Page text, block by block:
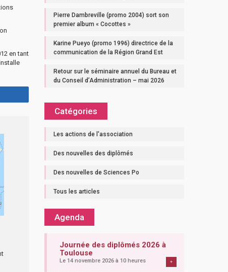
en tant
Pierre Dambreville (promo 2004) sort son
premier album « Cocottes »
Karine Pueyo (promo 1996) directrice de la
communication de la Région Grand Est
Retour sur le séminaire annuel du Bureau et
du Conseil d’Administration – mai 2026
Catégories
Les actions de l'association
Des nouvelles des diplômés
Des nouvelles de Sciences Po
Tous les articles
Agenda
Journée des diplômés 2026 à
Toulouse
Le 14 novembre 2026 à 10 heures +